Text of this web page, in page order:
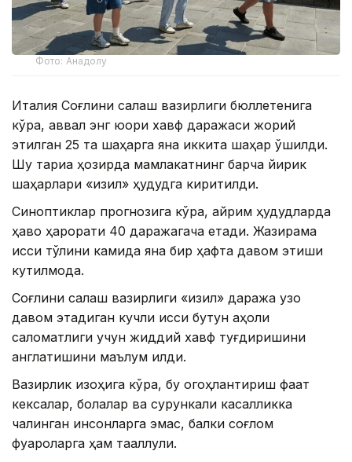
Фото: Анадолу
Италия Соғлиқни сақлаш вазирлиги бюллетенига
кўра, аввал энг юқори хавф даражаси жорий
этилган 25 та шаҳарга яна иккита шаҳар қўшилди.
Шу тариқа ҳозирда мамлакатнинг барча йирик
шаҳарлари «қизил» ҳудудга киритилди.
Синоптиклар прогнозига кўра, айрим ҳудудларда
ҳаво ҳарорати 40 даражагача етади. Жазирама
иссиқ тўлқини камида яна бир ҳафта давом этиши
кутилмоқда.
Соғлиқни сақлаш вазирлиги «қизил» даража узоқ
давом этадиган кучли иссиқ бутун аҳоли
саломатлиги учун жиддий хавф туғдиришини
англатишини маълум қилди.
Вазирлик изоҳига кўра, бу огоҳлантириш фақат
кексалар, болалар ва сурункали касалликка
чалинган инсонларга эмас, балки соғлом
фуқароларга ҳам тааллуқли.